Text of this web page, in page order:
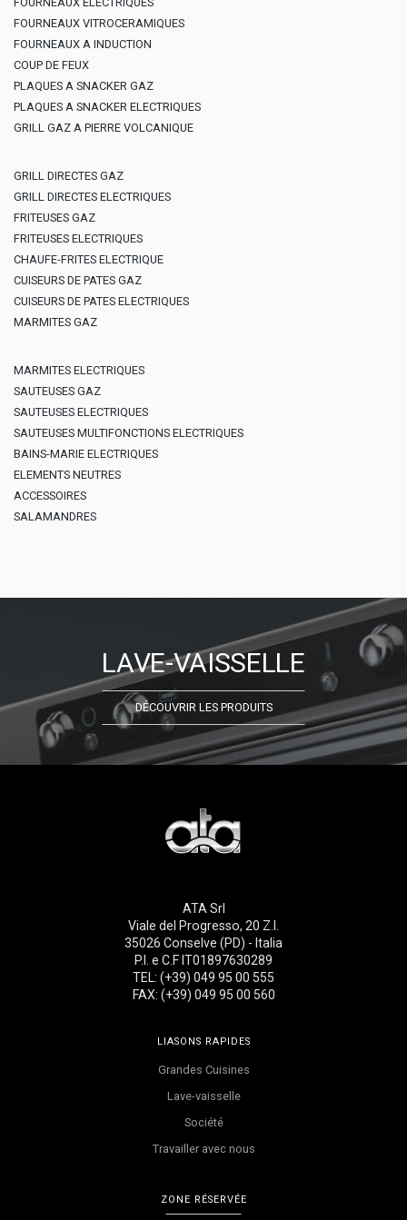
FOURNEAUX VITROCERAMIQUES
FOURNEAUX A INDUCTION
COUP DE FEUX
PLAQUES A SNACKER GAZ
PLAQUES A SNACKER ELECTRIQUES
GRILL GAZ A PIERRE VOLCANIQUE
GRILL DIRECTES GAZ
GRILL DIRECTES ELECTRIQUES
FRITEUSES GAZ
FRITEUSES ELECTRIQUES
CHAUFE-FRITES ELECTRIQUE
CUISEURS DE PATES GAZ
CUISEURS DE PATES ELECTRIQUES
MARMITES GAZ
MARMITES ELECTRIQUES
SAUTEUSES GAZ
SAUTEUSES ELECTRIQUES
SAUTEUSES MULTIFONCTIONS ELECTRIQUES
BAINS-MARIE ELECTRIQUES
ELEMENTS NEUTRES
ACCESSOIRES
SALAMANDRES
LAVE-VAISSELLE
DÉCOUVRIR LES PRODUITS
ATA Srl
Viale del Progresso, 20 Z.I.
35026 Conselve (PD) - Italia
P.I. e C.F IT01897630289
TEL: (+39) 049 95 00 555
FAX: (+39) 049 95 00 560
LIASONS RAPIDES
Grandes Cuisines
Lave-vaisselle
Société
Travailler avec nous
ZONE RÉSERVÉE